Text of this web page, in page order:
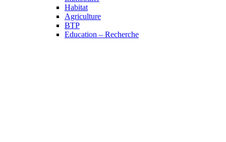
Habitat
Agriculture
BTP
Education – Recherche